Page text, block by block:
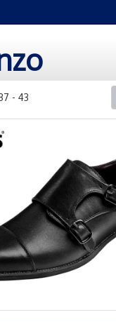
- 43